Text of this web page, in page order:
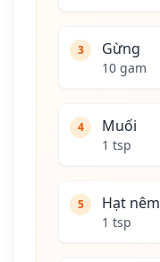
3 Gừng
10 gam
4 Muối
1 tsp
5 Hạt nêm
1 tsp